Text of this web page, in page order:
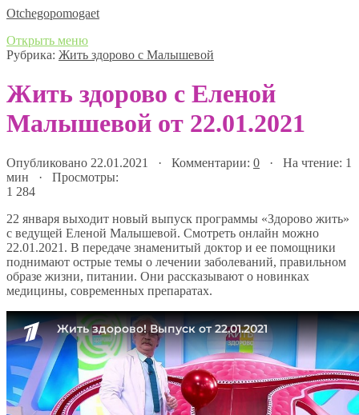
Оtchegopomogaet
Открыть меню
Рубрика: Жить здорово с Малышевой
Жить здорово с Еленой
Малышевой от 22.01.2021
Опубликовано 22.01.2021 · Комментарии: 0 · На чтение: 1
мин · Просмотры:
1 284
22 января выходит новый выпуск программы «Здорово жить»
с ведущей Еленой Малышевой. Смотреть онлайн можно
22.01.2021. В передаче знаменитый доктор и ее помощники
поднимают острые темы о лечении заболеваний, правильном
образе жизни, питании. Они рассказывают о новинках
медицины, современных препаратах.